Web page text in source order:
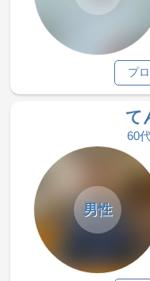
プ
て
60
男性